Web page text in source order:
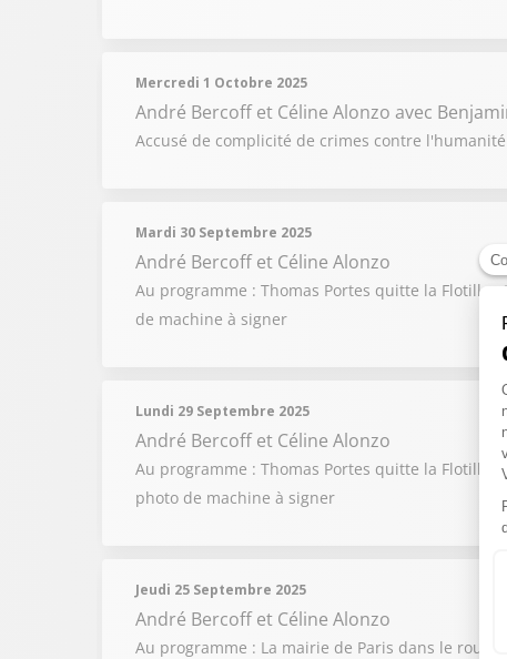
Mercredi 1 Octobre 2025
André Bercoff et Céline Alonzo avec
Accusé de complicité de crimes contre
Mardi 30 Septembre 2025
André Bercoff et Céline Alonzo
Au programme : Thomas Portes quitte la Flotille
de machine à signer
Lundi 29 Septembre 2025
André Bercoff et Céline Alonzo
Au programme : Thomas Portes quitte la Flotille
photo de machine à signer
Jeudi 25 Septembre 2025
André Bercoff et Céline Alonzo
Au programme : La mairie de Paris dans le rouge